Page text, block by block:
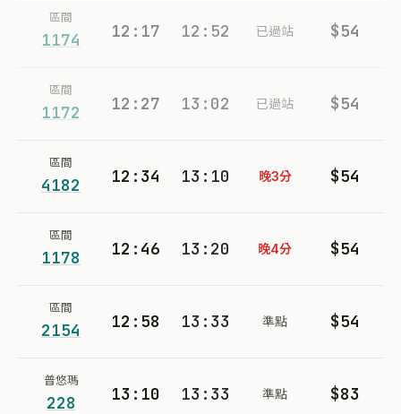
區間
1174 12:17 12:52 已過站 $54
區間
1172 12:27 13:02 已過站 $54
區間
4182 12:34 13:10 晚3分 $54
區間
1178 12:46 13:20 晚4分 $54
區間
2154 12:58 13:33 準點 $54
普悠瑪
228 13:10 13:33 準點 $83